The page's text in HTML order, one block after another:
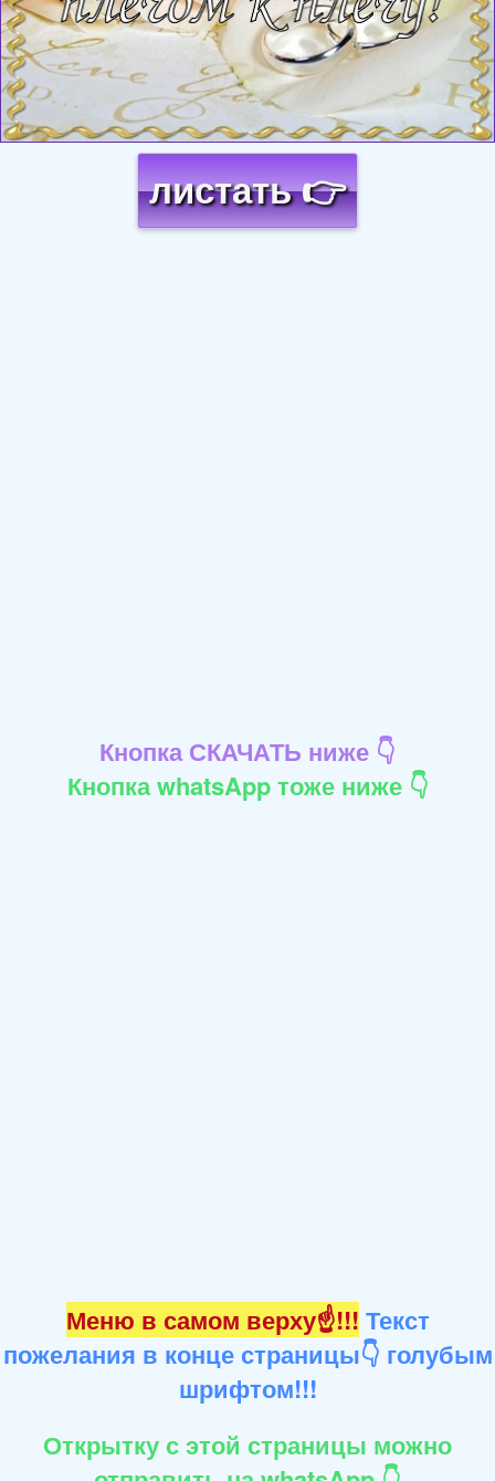
листать 👉
Кнопка СКАЧАТЬ ниже 👇
Кнопка whatsApp тоже ниже 👇
Меню в самом верху☝!!! Текст
пожелания в конце страницы👇 голубым
шрифтом!!!
Открытку с этой страницы можно